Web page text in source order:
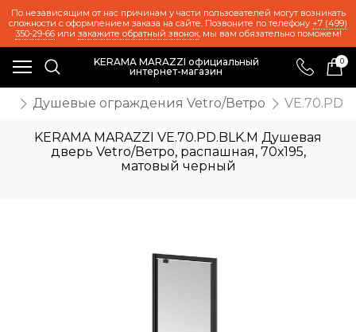
По независящим от нас причинам у части пользователей могут возникать
сложности с оформлением заказа на сайте. Позвоните по телефону +7 (499)
350-29-66или закажите обратный звонок, мы вам обязательно поможем!
KERAMA MARAZZI официальный
интернет-магазин
0
Душевые ограждения Vetro/Ветро
KERAMA MARAZZI VE.70.PD.BLK.M Душевая
дверь Vetro/Ветро, распашная, 70х195,
матовый черный